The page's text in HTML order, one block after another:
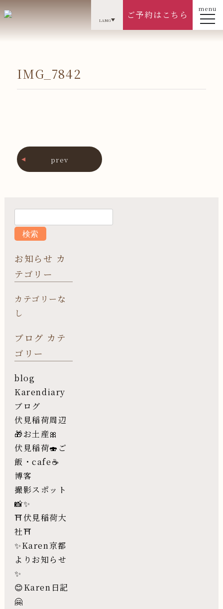
menu
ご予約はこちら
LANG
IMG_7842
prev
お知らせ カ
テゴリー
カテゴリーな
し
ブログ カテ
ゴリー
blog
Karendiary
ブログ
伏見稲荷周辺
🎁お土産🎀
伏見稲荷🍣ご
飯・cafe☕️
博客
撮影スポット
📸✨
⛩伏見稲荷大
社⛩
✨Karen京都
よりお知らせ
✨
😊Karen日記
🤗